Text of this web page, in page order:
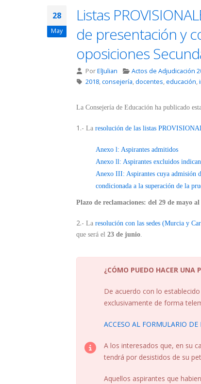
28
May
Listas
de presentación y
oposiciones
PorElJulian Actos de Adjudicación
2018,consejería,docentes,educación,
La Consejería de Educación ha publicado
1.- La resolución de las listas
Anexo l: Aspirantes admitidos
Anexo ll: Aspirantes excluidos
Anexo III: Aspirantes cuya admisión
condicionada a la superación de la
Plazo de reclamaciones: del 29 de mayo
2.- La resolución con las sedes (Murcia y
que será el 23 de junio.
¿CÓMO PUEDO HACER UNA
De acuerdo con lo
exclusivamente de forma
ACCESO AL FORMULARIO DE
A los interesados que, en su
tendrá por desistidos de su
Aquellos aspirantes que